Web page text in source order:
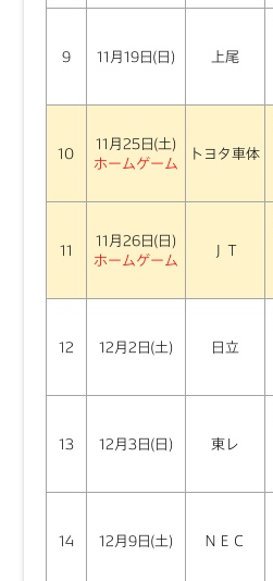
9 11月19日(日) 上尾
10
11月25日(土)
ホームゲーム
トヨタ車体
11
11月26日(日)
ホームゲーム
ＪＴ
12 12月2日(土) 日立
13 12月3日(日) 東レ
14 12月9日(土) ＮＥＣ